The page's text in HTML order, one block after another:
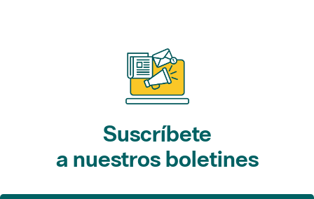
Suscríbete
a nuestros boletines